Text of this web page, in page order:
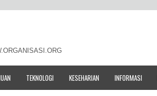
TEKNOLOGI KESEHARIAN INFORMASI